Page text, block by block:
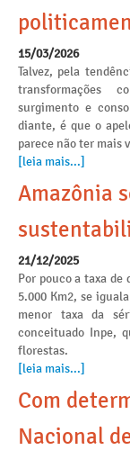
15/03/2026
Talvez, pela
transformações
surgimento e
diante, é que o
parece não ter mais
[leia mais...]
Amazônia
21/12/2025
Por pouco a taxa de
5.000 Km2, se
menor taxa da
conceituado Inpe,
florestas.
[leia mais...]
Com
Nacional